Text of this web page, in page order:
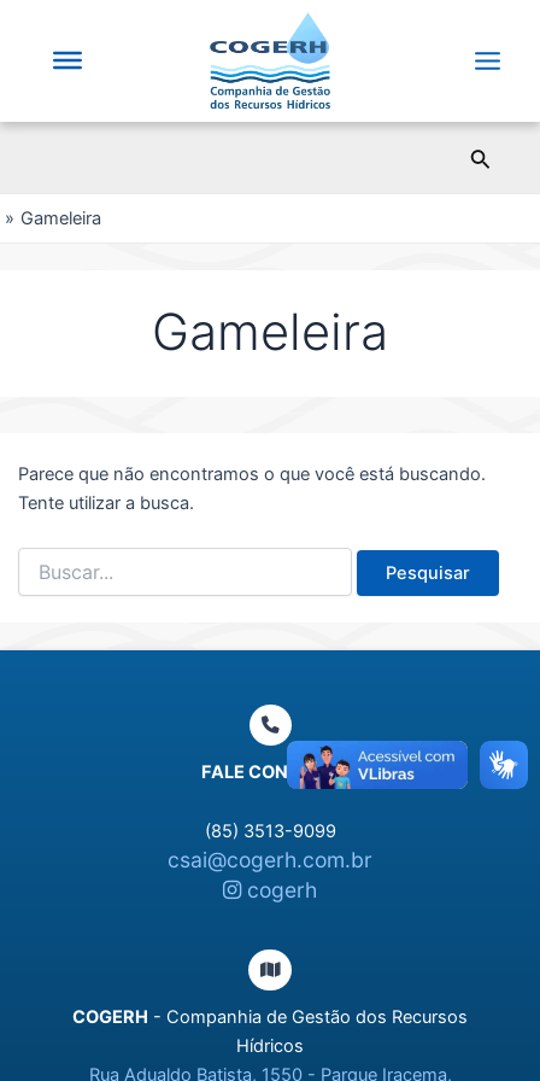
Gameleira
Gameleira
Parece que não encontramos o que você está buscando.
Tente utilizar a busca.
Pesquisar
por:
FALE CONOSCO
(85) 3513-9099
csai@cogerh.com.br
cogerh
COGERH - Companhia de Gestão dos Recursos
Hídricos
Rua Adualdo Batista, 1550 - Parque Iracema,